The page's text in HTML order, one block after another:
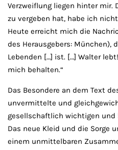
Verzweiflung liegen hinter mir.
zu vergeben hat, habe ich
Heute erreicht mich die
des Herausgebers: München),
Lebenden […] ist. […] Walter
mich behalten.“
Das Besondere an dem Text
unvermittelte und
gesellschaftlich wichtigen und
Das neue Kleid und die Sorge
einem unmittelbaren